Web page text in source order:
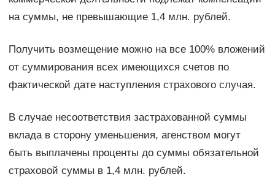
на суммы, не превышающие 1,4 млн. рублей.
Получить возмещение можно на все 100% вложений
от суммирования всех имеющихся счетов по
фактической дате наступления страхового случая.
В случае несоответствия застрахованной суммы
вклада в сторону уменьшения, агенством могут
быть выплачены проценты до суммы обязательной
страховой суммы в 1,4 млн. рублей.